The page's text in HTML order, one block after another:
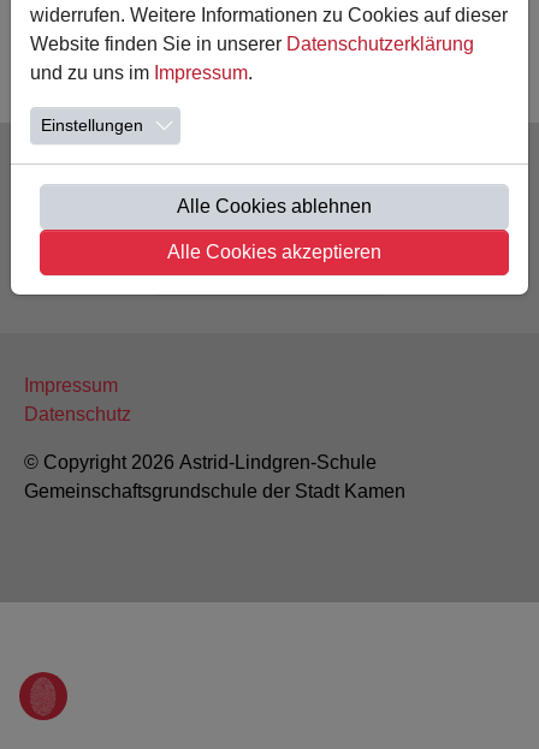
Kalender 2026
Es gibt keine Veranstaltungen in der aktuellen Ansicht.
Schulen in Kamen
Impressum
Datenschutz
© Copyright 2026 Astrid-Lindgren-Schule
Gemeinschaftsgrundschule der Stadt Kamen
widerrufen. Weitere Informationen zu Cookies auf dieser
Website finden Sie in unserer Datenschutzerklärung
und zu uns im Impressum.
Einstellungen
Alle Cookies ablehnen
Alle Cookies akzeptieren